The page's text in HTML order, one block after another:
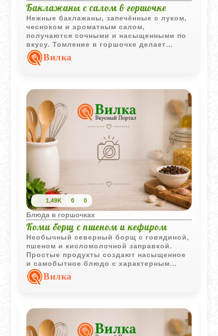
Баклажаны с салом в горшочке
Нежные баклажаны, запечённые с луком,
чесноком и ароматным салом,
получаются сочными и насыщенными по
вкусу. Томление в горшочке делает
блюдо особенно мягким и уютным.
Вилка
1,49K 0 0
Блюда в горшочках
Коми борщ с пшеном и кефиром
Необычный северный борщ с говядиной,
пшеном и кисломолочной заправкой.
Простые продукты создают насыщенное
и самобытное блюдо с характерным
вкусом традиционной кухни Коми.
Вилка